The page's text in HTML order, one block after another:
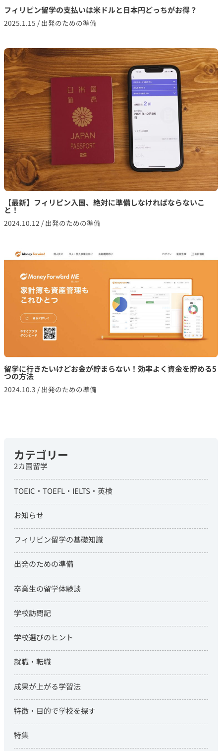
フィリピン留学の支払いは米ドルと日本円どっちがお得？
2025.1.15 / 出発のための準備
【最新】フィリピン入国、絶対に準備しなければならないこ
と！
2024.10.12 / 出発のための準備
留学に行きたいけどお金が貯まらない！効率よく資金を貯める5
つの方法
2024.10.3 / 出発のための準備
カテゴリー
2カ国留学
TOEIC・TOEFL・IELTS・英検
お知らせ
フィリピン留学の基礎知識
出発のための準備
卒業生の留学体験談
学校訪問記
学校選びのヒント
就職・転職
成果が上がる学習法
特徴・目的で学校を探す
特集